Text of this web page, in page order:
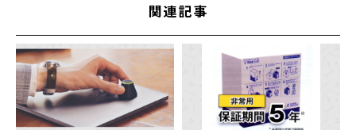
関連記事